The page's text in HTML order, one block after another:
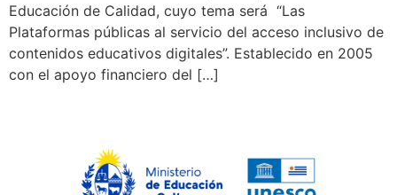
Educación de Calidad, cuyo tema será “Las
Plataformas públicas al servicio del acceso inclusivo de
contenidos educativos digitales”. Establecido en 2005
con el apoyo financiero del […]